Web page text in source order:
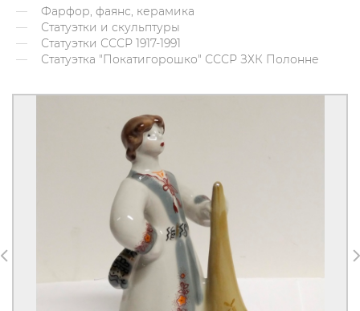
Фарфор, фаянс, керамика
Статуэтки и скульптуры
Статуэтки СССР 1917-1991
Статуэтка "Покатигорошко" СССР ЗХК Полонне